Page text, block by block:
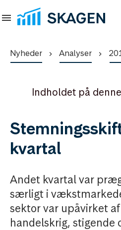
Nyheder Analyser
Indholdet på
kvartal
Andet kvartal var
særligt i
sektor var upåvirket
handelskrig, stigende